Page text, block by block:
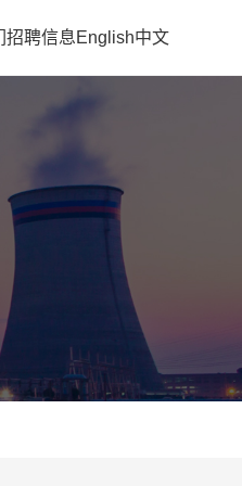
招聘信息English中文